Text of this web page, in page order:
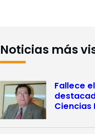
Noticias más
Fallece
Ciencias